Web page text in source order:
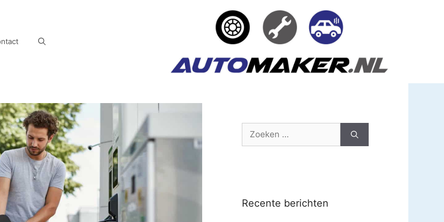
Zoek
Recente berichten